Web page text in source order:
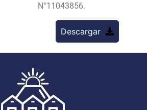
N°11043856.
Descargar